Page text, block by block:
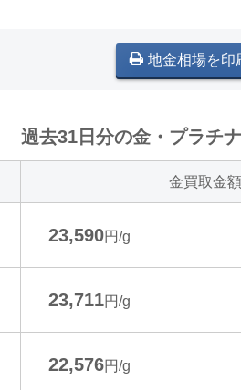
地金相場を印
過去31日分の金・プラチ
金買取金額
23,590円/g
23,711円/g
22,576円/g